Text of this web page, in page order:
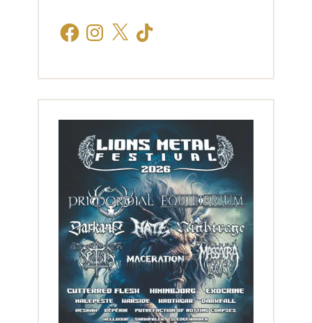
FacebookInstagram
X TikTok